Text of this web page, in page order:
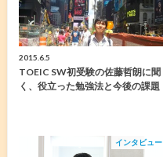
2015.6.5
TOEIC SW初受験の佐藤哲朗に聞
く、役立った勉強法と今後の課題
インタビュー